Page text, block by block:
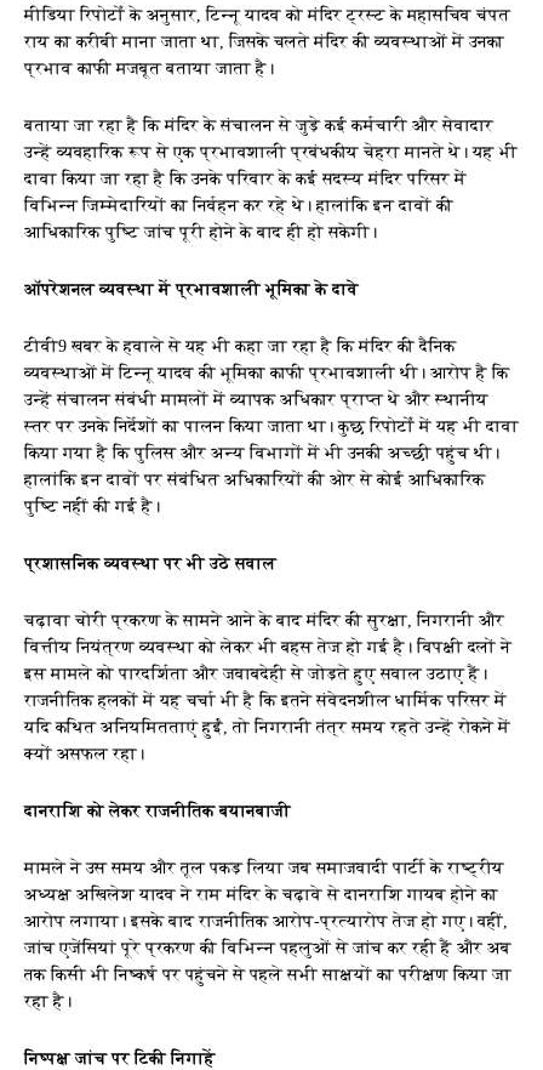
मीडिया रिपोर्टों के अनुसार, टिन्नू यादव को मंदिर ट्रस्ट के महासचिव चंपत
राय का करीबी माना जाता था, जिसके चलते मंदिर की व्यवस्थाओं में उनका
प्रभाव काफी मजबूत बताया जाता है।
बताया जा रहा है कि मंदिर के संचालन से जुड़े कई कर्मचारी और सेवादार
उन्हें व्यवहारिक रूप से एक प्रभावशाली प्रबंधकीय चेहरा मानते थे। यह भी
दावा किया जा रहा है कि उनके परिवार के कई सदस्य मंदिर परिसर में
विभिन्न जिम्मेदारियों का निर्वहन कर रहे थे। हालांकि इन दावों की
आधिकारिक पुष्टि जांच पूरी होने के बाद ही हो सकेगी।
ऑपरेशनल व्यवस्था में प्रभावशाली भूमिका के दावे
टीवी9 खबर के हवाले से यह भी कहा जा रहा है कि मंदिर की दैनिक
व्यवस्थाओं में टिन्नू यादव की भूमिका काफी प्रभावशाली थी। आरोप है कि
उन्हें संचालन संबंधी मामलों में व्यापक अधिकार प्राप्त थे और स्थानीय
स्तर पर उनके निर्देशों का पालन किया जाता था। कुछ रिपोर्टों में यह भी दावा
किया गया है कि पुलिस और अन्य विभागों में भी उनकी अच्छी पहुंच थी।
हालांकि इन दावों पर संबंधित अधिकारियों की ओर से कोई आधिकारिक
पुष्टि नहीं की गई है।
प्रशासनिक व्यवस्था पर भी उठे सवाल
चढ़ावा चोरी प्रकरण के सामने आने के बाद मंदिर की सुरक्षा, निगरानी और
वित्तीय नियंत्रण व्यवस्था को लेकर भी बहस तेज हो गई है। विपक्षी दलों ने
इस मामले को पारदर्शिता और जवाबदेही से जोड़ते हुए सवाल उठाए हैं।
राजनीतिक हलकों में यह चर्चा भी है कि इतने संवेदनशील धार्मिक परिसर में
यदि कथित अनियमितताएं हुईं, तो निगरानी तंत्र समय रहते उन्हें रोकने में
क्यों असफल रहा।
दानराशि को लेकर राजनीतिक बयानबाजी
मामले ने उस समय और तूल पकड़ लिया जब समाजवादी पार्टी के राष्ट्रीय
अध्यक्ष अखिलेश यादव ने राम मंदिर के चढ़ावे से दानराशि गायब होने का
आरोप लगाया। इसके बाद राजनीतिक आरोप-प्रत्यारोप तेज हो गए। वहीं,
जांच एजेंसियां पूरे प्रकरण की विभिन्न पहलुओं से जांच कर रही हैं और अब
तक किसी भी निष्कर्ष पर पहुंचने से पहले सभी साक्ष्यों का परीक्षण किया जा
रहा है।
निष्पक्ष जांच पर टिकी निगाहें